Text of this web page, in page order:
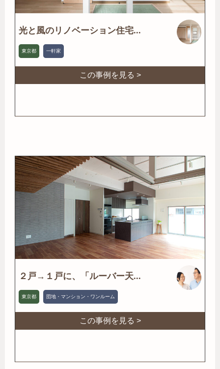
光と風のリノベーション住宅...
東京都 一軒家
この事例を見る >
２戸→１戸に、「ルーバー天...
東京都 団地・マンション・ワンルーム
この事例を見る >